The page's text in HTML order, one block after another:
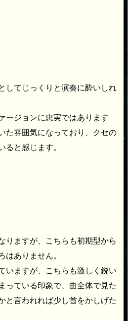
してじっくりと演奏に酔いしれ
ージョンに忠実ではあります
た雰囲気になっており、クセの
ると感じます。
りますが、こちらも初期型から
はありません。
いますが、こちらも激しく鋭い
っている印象で、曲全体で見た
と言われれば少し首をかしげた